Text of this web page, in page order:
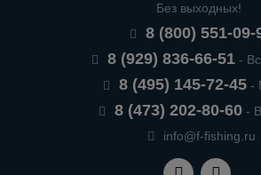
Без выходных!
8 (800) 551-09-
8 (929) 836-66-51-
8 (495) 145-72-45-
8 (473) 202-80-60-
info@f-fishing.ru